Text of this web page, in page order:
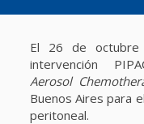
El 26 de
intervención
Aerosol
Buenos Aires para
peritoneal.